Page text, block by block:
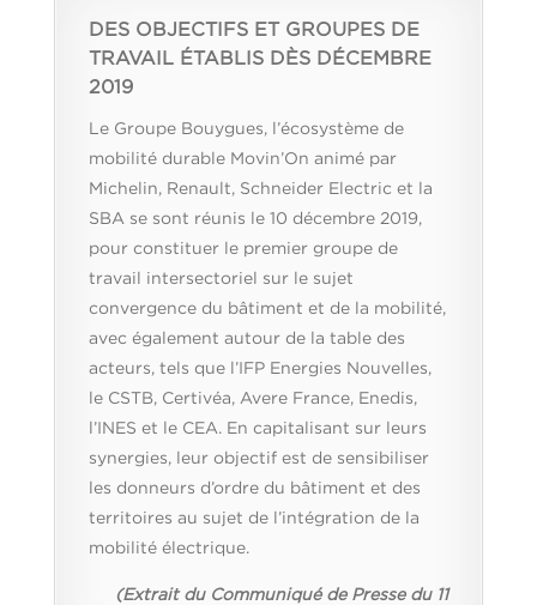
DES OBJECTIFS ET GROUPES DE
TRAVAIL ÉTABLIS DÈS DÉCEMBRE
2019
Le Groupe Bouygues, l’écosystème de
mobilité durable Movin’On animé par
Michelin, Renault, Schneider Electric et la
SBA se sont réunis le 10 décembre 2019,
pour constituer le premier groupe de
travail intersectoriel sur le sujet
convergence du bâtiment et de la mobilité,
avec également autour de la table des
acteurs, tels que l’IFP Energies Nouvelles,
le CSTB, Certivéa, Avere France, Enedis,
l’INES et le CEA. En capitalisant sur leurs
synergies, leur objectif est de sensibiliser
les donneurs d’ordre du bâtiment et des
territoires au sujet de l’intégration de la
mobilité électrique.
(Extrait du Communiqué de Presse du 11